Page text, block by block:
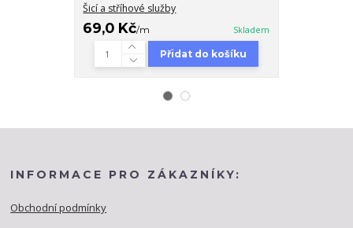
Šicí a stříhové služby
69,0 Kč/m Skladem
Přidat do košíku
INFORMACE PRO ZÁKAZNÍKY:
Obchodní podmínky